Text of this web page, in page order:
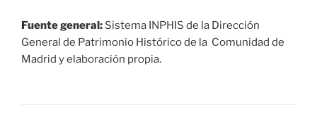
Fuente general: Sistema INPHIS de la Dirección
General de Patrimonio Histórico de la Comunidad de
Madrid y elaboración propia.